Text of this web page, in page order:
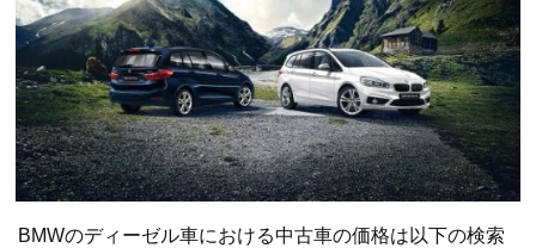
BMWのディーゼル車における中古車の価格は以下の検索